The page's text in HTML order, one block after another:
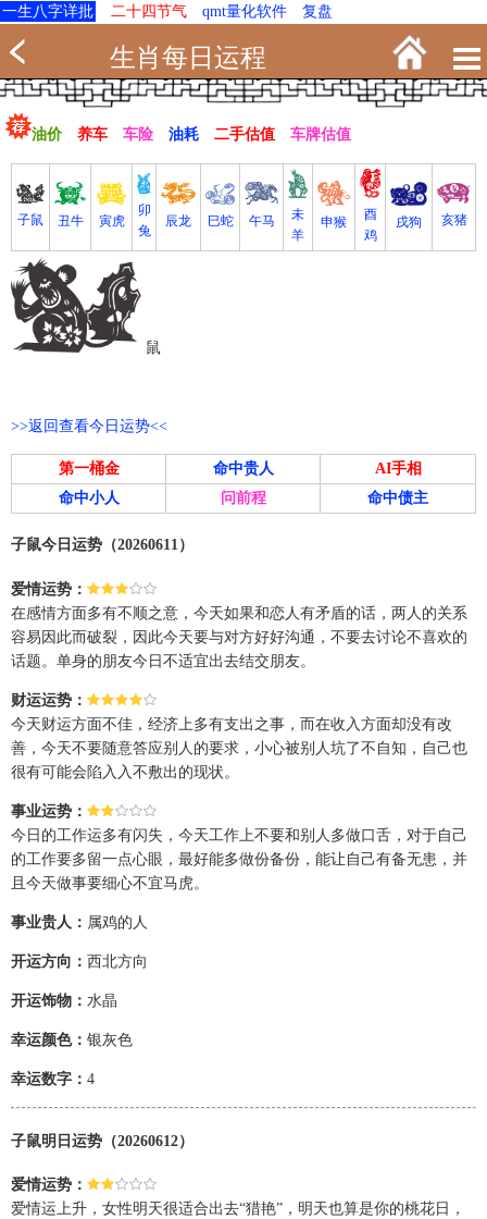
一生八字详批 二十四节气 qmt量化软件 复盘
生肖每日运程
油价 养车 车险 油耗 二手估值 车牌估值
子鼠 丑牛 寅虎
卯
兔
辰龙 巳蛇 午马
未
羊
申猴
酉
鸡
戌狗 亥猪
鼠
>>返回查看今日运势<<
第一桶金 命中贵人
AI手相
命中小人
问前程 命中债主
子鼠今日运势（20260611）
爱情运势：
在感情方面多有不顺之意，今天如果和恋人有矛盾的话，两人的关系
容易因此而破裂，因此今天要与对方好好沟通，不要去讨论不喜欢的
话题。单身的朋友今日不适宜出去结交朋友。
财运运势：
今天财运方面不佳，经济上多有支出之事，而在收入方面却没有改
善，今天不要随意答应别人的要求，小心被别人坑了不自知，自己也
很有可能会陷入入不敷出的现状。
事业运势：
今日的工作运多有闪失，今天工作上不要和别人多做口舌，对于自己
的工作要多留一点心眼，最好能多做份备份，能让自己有备无患，并
且今天做事要细心不宜马虎。
事业贵人： 属鸡的人
开运方向： 西北方向
开运饰物： 水晶
幸运颜色： 银灰色
幸运数字： 4
子鼠明日运势（20260612）
爱情运势：
爱情运上升，女性明天很适合出去“猎艳”，明天也算是你的桃花日，